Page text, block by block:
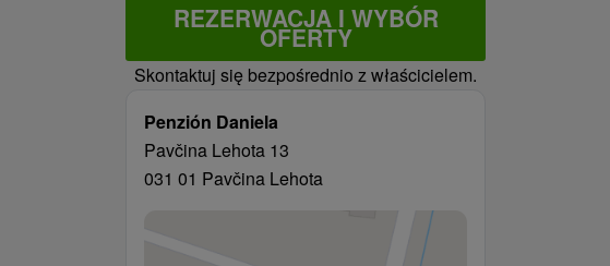
REZERWACJA I WYBÓR
OFERTY
Skontaktuj się bezpośrednio z właścicielem.
Penzión Daniela
Pavčina Lehota 13
031 01 Pavčina Lehota